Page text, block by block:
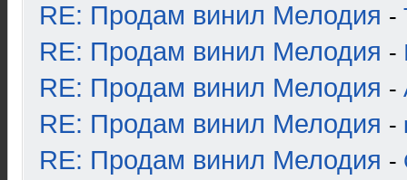
RE: Продам винил Мелодия -
RE: Продам винил Мелодия -
RE: Продам винил Мелодия -
RE: Продам винил Мелодия -
RE: Продам винил Мелодия -